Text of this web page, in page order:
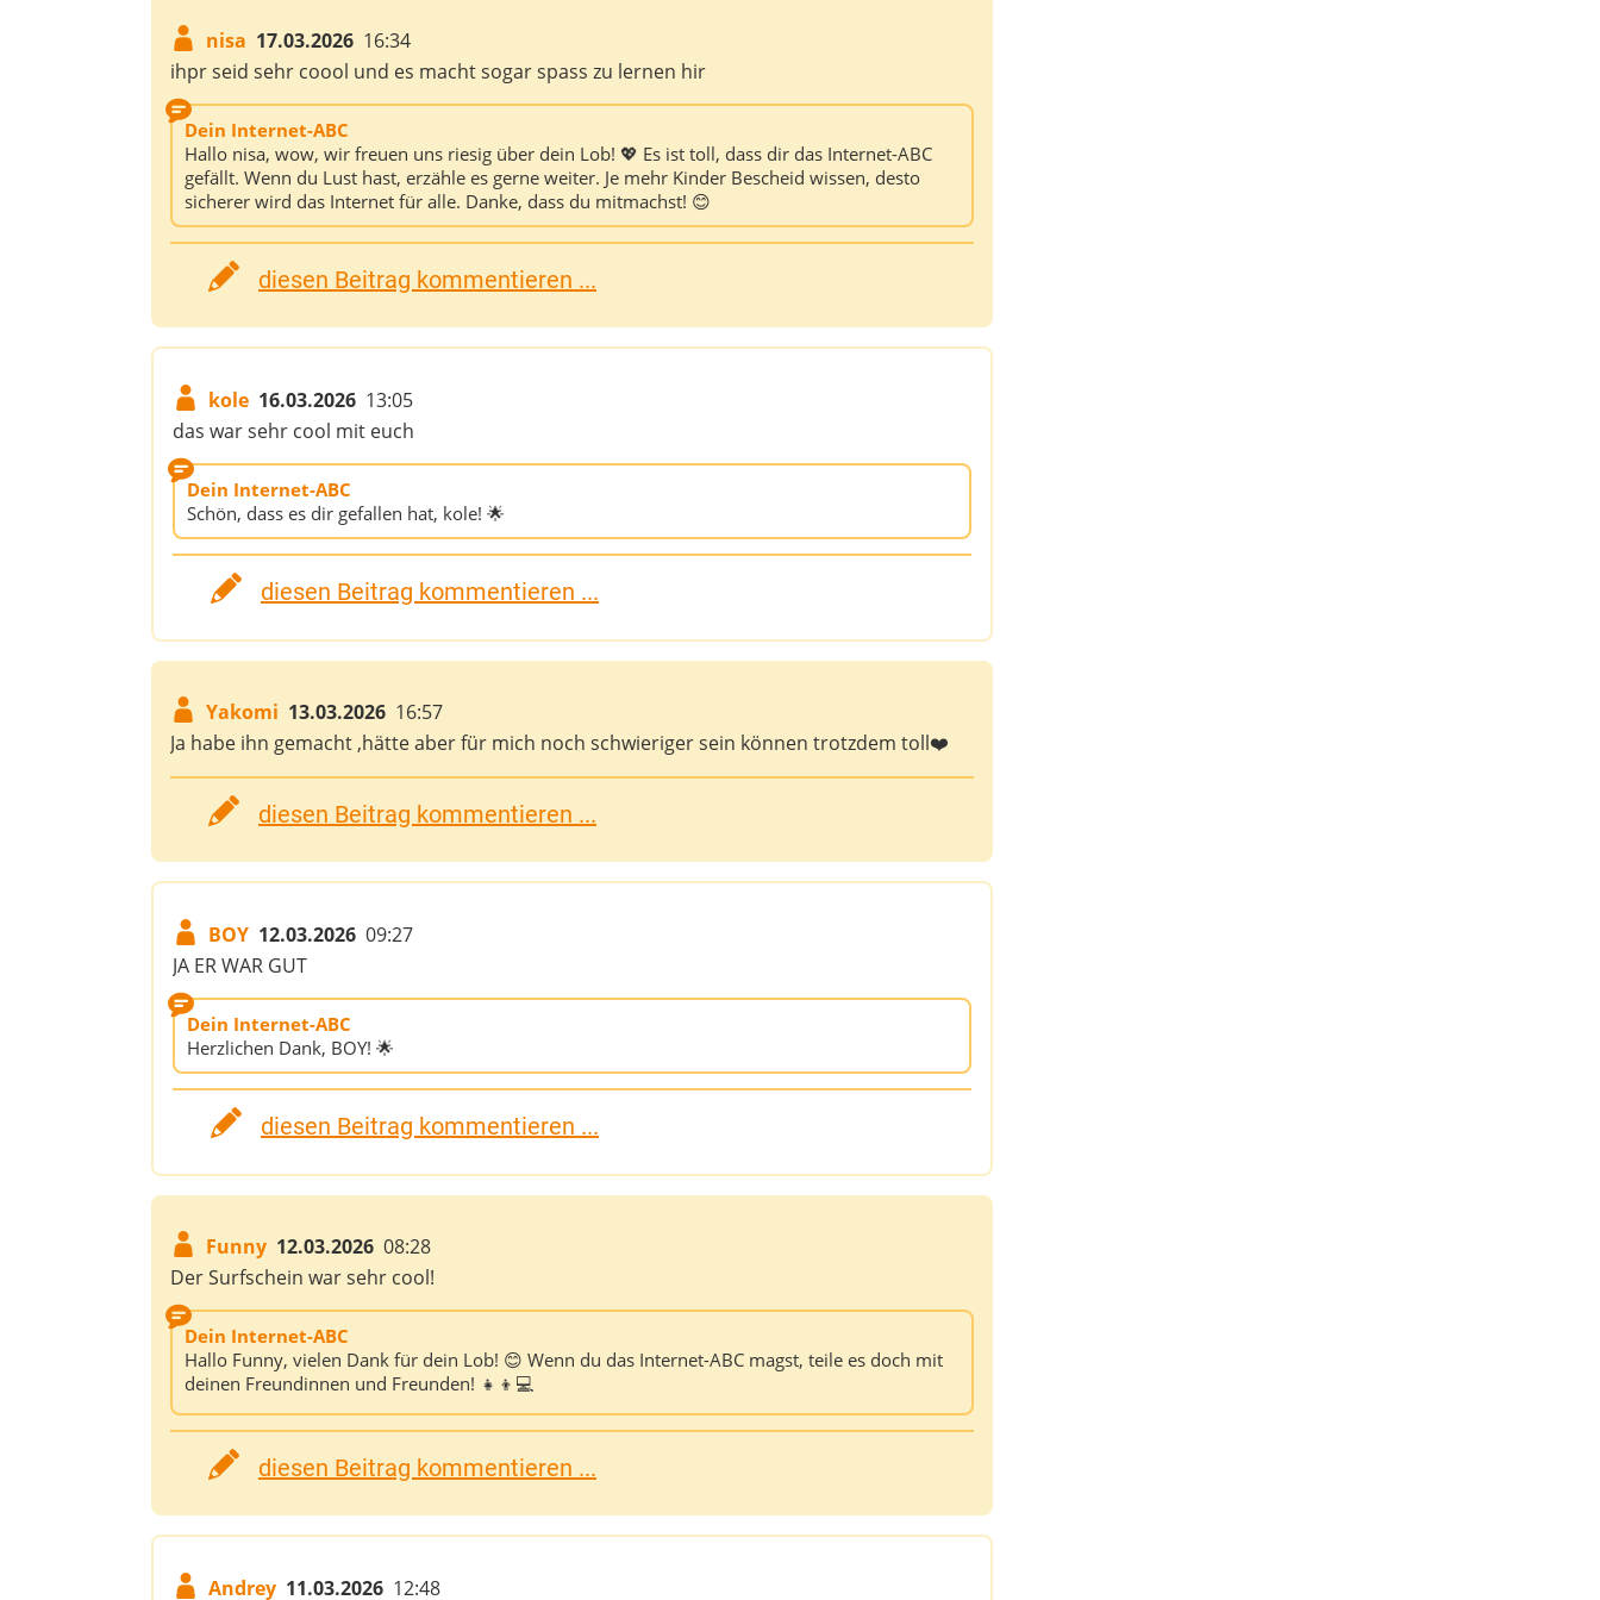
nisa 17.03.2026 16:34
ihpr seid sehr coool und es macht sogar spass zu lernen hir
Dein Internet-ABC
Hallo nisa, wow, wir freuen uns riesig über dein Lob! 💖 Es ist toll, dass dir das Internet-ABC
gefällt. Wenn du Lust hast, erzähle es gerne weiter. Je mehr Kinder Bescheid wissen, desto
sicherer wird das Internet für alle. Danke, dass du mitmachst! 😊
diesen Beitrag kommentieren ...
kole 16.03.2026 13:05
das war sehr cool mit euch
Dein Internet-ABC
Schön, dass es dir gefallen hat, kole! 🌟
diesen Beitrag kommentieren ...
Yakomi 13.03.2026 16:57
Ja habe ihn gemacht ,hätte aber für mich noch schwieriger sein können trotzdem toll❤️
diesen Beitrag kommentieren ...
BOY 12.03.2026 09:27
JA ER WAR GUT
Dein Internet-ABC
Herzlichen Dank, BOY! 🌟
diesen Beitrag kommentieren ...
Funny 12.03.2026 08:28
Der Surfschein war sehr cool!
Dein Internet-ABC
Hallo Funny, vielen Dank für dein Lob! 😊 Wenn du das Internet-ABC magst, teile es doch mit
deinen Freundinnen und Freunden! 👧👦💻
diesen Beitrag kommentieren ...
Andrey 11.03.2026 12:48